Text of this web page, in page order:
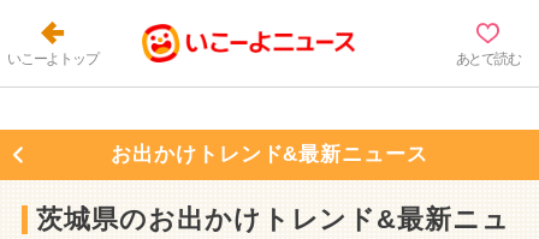
いこーよトップ あとで読む
お出かけトレンド&最新ニュース
茨城県のお出かけトレンド&最新ニュ